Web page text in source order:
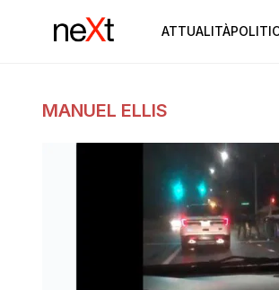
ATTUALITÀ
MANUEL ELLIS